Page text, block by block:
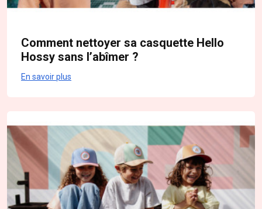
Comment nettoyer sa casquette Hello
Hossy sans l’abîmer ?
En savoir plus